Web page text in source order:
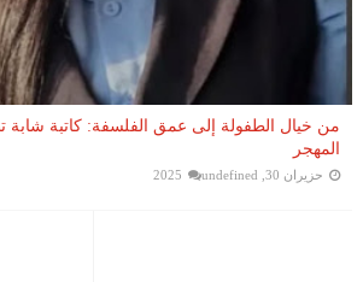
من خيال الطفولة إلى عمق الفلسفة: كاتبة
المهجر
حزيران 30, 2025 undefined